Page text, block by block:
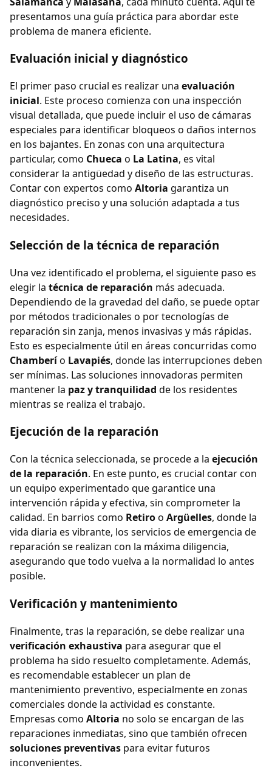
presentamos una guía práctica para abordar este
problema de manera eficiente.
Evaluación inicial y diagnóstico
El primer paso crucial es realizar una evaluación
inicial. Este proceso comienza con una inspección
visual detallada, que puede incluir el uso de cámaras
especiales para identificar bloqueos o daños internos
en los bajantes. En zonas con una arquitectura
particular, como Chueca o La Latina, es vital
considerar la antigüedad y diseño de las estructuras.
Contar con expertos como Altoria garantiza un
diagnóstico preciso y una solución adaptada a tus
necesidades.
Selección de la técnica de reparación
Una vez identificado el problema, el siguiente paso es
elegir la técnica de reparación más adecuada.
Dependiendo de la gravedad del daño, se puede optar
por métodos tradicionales o por tecnologías de
reparación sin zanja, menos invasivas y más rápidas.
Esto es especialmente útil en áreas concurridas como
Chamberío Lavapiés, donde las interrupciones deben
ser mínimas. Las soluciones innovadoras permiten
mantener la paz y tranquilidad de los residentes
mientras se realiza el trabajo.
Ejecución de la reparación
Con la técnica seleccionada, se procede a la ejecución
de la reparación. En este punto, es crucial contar con
un equipo experimentado que garantice una
intervención rápida y efectiva, sin comprometer la
calidad. En barrios como Retiroo Argüelles, donde la
vida diaria es vibrante, los servicios de emergencia de
reparación se realizan con la máxima diligencia,
asegurando que todo vuelva a la normalidad lo antes
posible.
Verificación y mantenimiento
Finalmente, tras la reparación, se debe realizar una
verificación exhaustiva para asegurar que el
problema ha sido resuelto completamente. Además,
es recomendable establecer un plan de
mantenimiento preventivo, especialmente en zonas
comerciales donde la actividad es constante.
Empresas como Altoria no solo se encargan de las
reparaciones inmediatas, sino que también ofrecen
soluciones preventivas para evitar futuros
inconvenientes.